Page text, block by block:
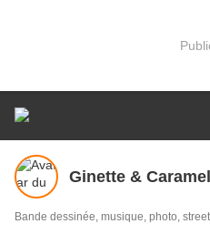
Ginette & Caramel
Bande dessinée, musique, photo,